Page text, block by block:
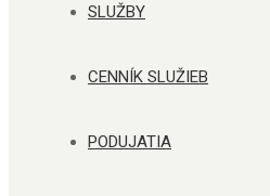
SLUŽBY
CENNÍK SLUŽIEB
PODUJATIA